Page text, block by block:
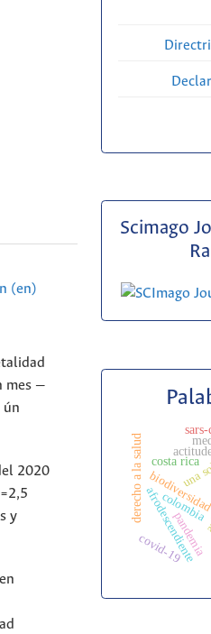
(en)
mes —
ún
2020
y
Scimago
una
biodiversidad
afrodescendiente
costa rica
pandemia
covid-19
colombia
derecho a la salud